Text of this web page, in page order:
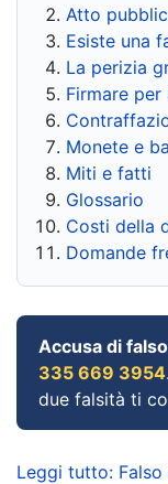
Atto
Esiste una
La perizia
Firmare
Monete e
Miti e fatti
Glossario
Costi della
Domande
Accusa di
335 669 3954
due falsità ti
Leggi tutto: